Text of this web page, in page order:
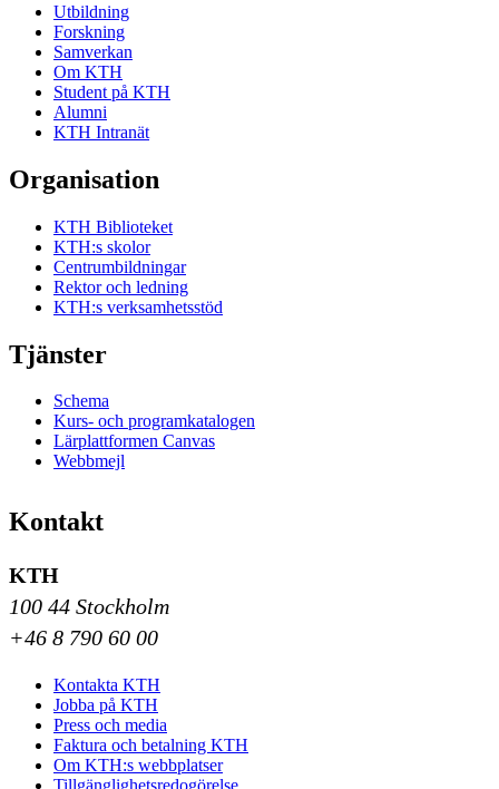
Utbildning
Forskning
Samverkan
Om KTH
Student på KTH
Alumni
KTH Intranät
Organisation
KTH Biblioteket
KTH:s skolor
Centrumbildningar
Rektor och ledning
KTH:s verksamhetsstöd
Tjänster
Schema
Kurs- och programkatalogen
Lärplattformen Canvas
Webbmejl
Kontakt
KTH
100 44 Stockholm
+46 8 790 60 00
Kontakta KTH
Jobba på KTH
Press och media
Faktura och betalning KTH
Om KTH:s webbplatser